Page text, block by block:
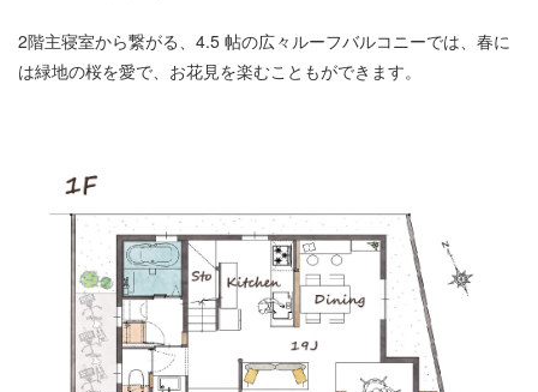
2階主寝室から繋がる、4.5 帖の広々ルーフバルコニーでは、春に
は緑地の桜を愛で、お花見を楽むこともができます。